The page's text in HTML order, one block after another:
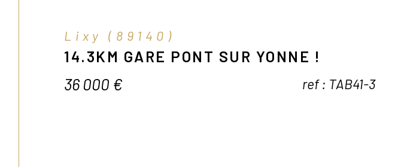
Lixy (89140)
14.3KM GARE PONT SUR YONNE !
36 000 € ref : TAB41-1